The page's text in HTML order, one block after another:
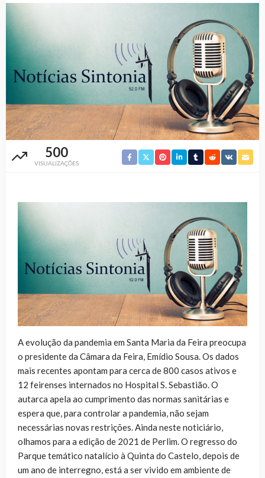
500
VISUALIZAÇÕES
A evolução da pandemia em Santa Maria da Feira preocupa
o presidente da Câmara da Feira, Emídio Sousa. Os dados
mais recentes apontam para cerca de 800 casos ativos e
12 feirenses internados no Hospital S. Sebastião. O
autarca apela ao cumprimento das normas sanitárias e
espera que, para controlar a pandemia, não sejam
necessárias novas restrições. Ainda neste noticiário,
olhamos para a edição de 2021 de Perlim. O regresso do
Parque temático natalício à Quinta do Castelo, depois de
um ano de interregno, está a ser vivido em ambiente de